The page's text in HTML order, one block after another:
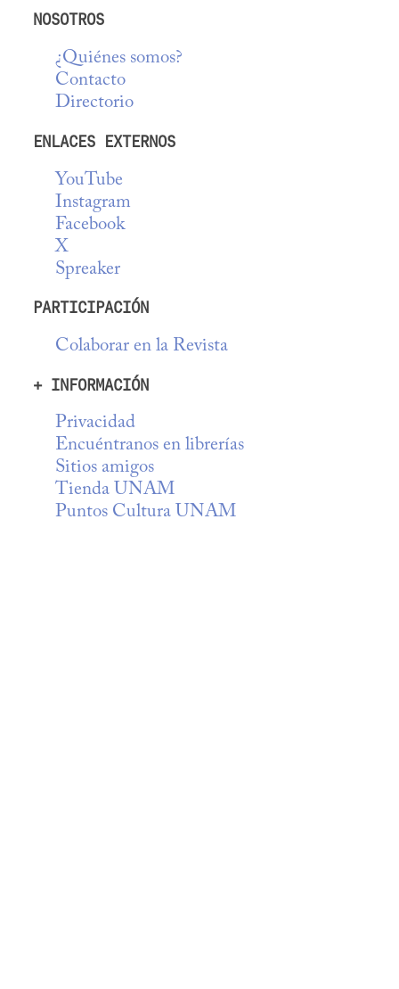
NOSOTROS
¿Quiénes somos?
Contacto
Directorio
ENLACES EXTERNOS
YouTube
Instagram
Facebook
X
Spreaker
PARTICIPACIÓN
Colaborar en la Revista
+ INFORMACIÓN
Privacidad
Encuéntranos en librerías
Sitios amigos
Tienda UNAM
Puntos Cultura UNAM